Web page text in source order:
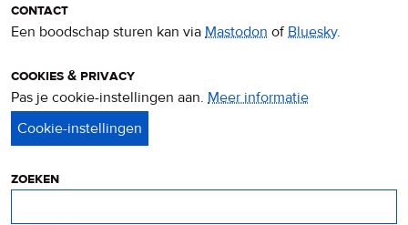
contact
Een boodschap sturen kan via Mastodon ofBluesky.
cookies & privacy
Pas je cookie-instellingen aan. Meer informatie
zoeken